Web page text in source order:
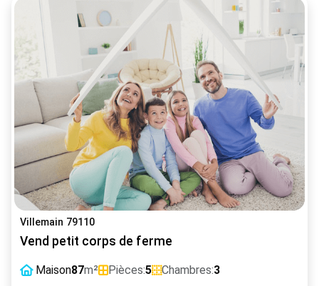
Villemain 79110
Vend petit corps de ferme
Maison87m² Pièces:5 Chambres:3